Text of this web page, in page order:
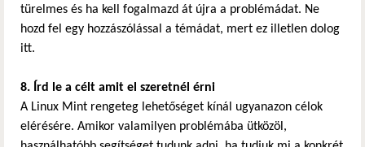
türelmes és ha kell fogalmazd át újra a problémádat. Ne
hozd fel egy hozzászólással a témádat, mert ez illetlen dolog
itt.
8. Írd le a célt amit el szeretnél érni
A Linux Mint rengeteg lehetőséget kínál ugyanazon célok
elérésére. Amikor valamilyen problémába ütközöl,